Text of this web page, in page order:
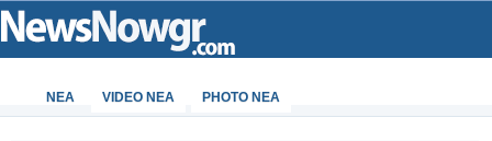
ΝΕΑ VIDEO NEA PHOTO NEA